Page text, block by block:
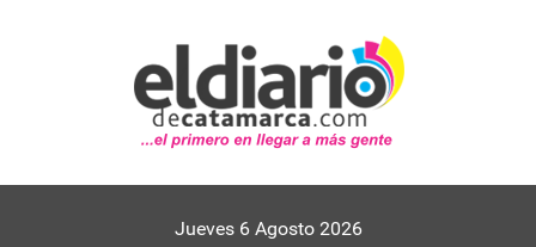
Jueves 6 Agosto 2026